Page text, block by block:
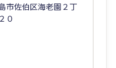
市佐伯区海老園２丁
０